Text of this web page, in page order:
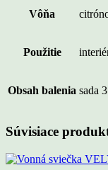
Vôňa
Použitie
Obsah balenia sada
Súvisiace